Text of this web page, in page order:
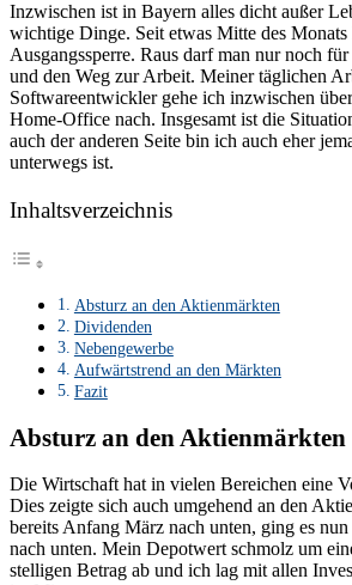
Inzwischen ist in Bayern alles dicht außer
wichtige Dinge. Seit etwas Mitte des
Ausgangssperre. Raus darf man nur noch
und den Weg zur Arbeit. Meiner täglichen
Softwareentwickler gehe ich inzwischen
Home-Office nach. Insgesamt ist die
auch der anderen Seite bin ich auch eher
unterwegs ist.
Inhaltsverzeichnis
Absturz an den Aktienmärkten
Dividenden
Nebengewerbe
Aufwärtstrend an den Märkten
Fazit
Absturz an den Aktienmärkten
Die Wirtschaft hat in vielen Bereichen eine
Dies zeigte sich auch umgehend an den
bereits Anfang März nach unten, ging es
nach unten. Mein Depotwert schmolz um
stelligen Betrag ab und ich lag mit allen